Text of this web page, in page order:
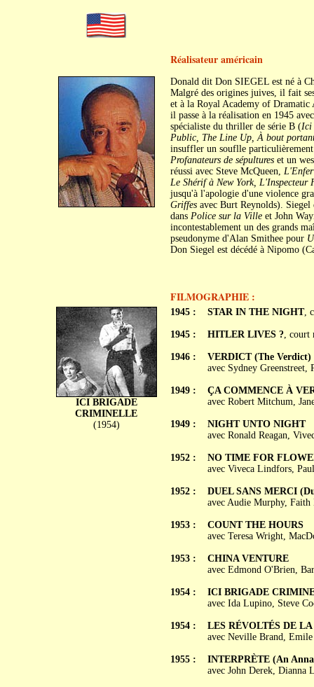
Réalisateur américain
Donald dit Don SIEGEL est né à
Malgré des origines juives, il fait
et à la Royal Academy of
il passe à la réalisation en 1945
spécialiste du thriller de série B (Ici
Public, The Line Up, À bout
insuffler un souflle
Profanateurs de sépultureset un
réussi avec Steve McQueen, L'Enfer
Le Shérif à New York, L'Inspecteur
jusqu'à l'apologie d'une violence
Griffesavec Burt Reynolds). Siegel
dans Police sur la Villeet John
incontestablement un des grands
pseudonyme d'Alan Smithee pour
Don Siegel est décédé à Nipomo
FILMOGRAPHIE :
ICI BRIGADE
CRIMINELLE
(1954)
1945 :
1945 :
1946 :
1949 :
1949 :
1952 :
1952 :
1953 :
1953 :
1954 :
1954 :
1955 :
STAR IN THE NIGHT,
HITLER LIVES ?, court
VERDICT (The Verdict)
avec Sydney
ÇA COMMENCE À
avec Robert Mitchum,
NIGHT UNTO NIGHT
avec Ronald Reagan,
NO TIME FOR
avec Viveca Lindfors,
DUEL SANS MERCI
avec Audie Murphy, Faith
COUNT THE HOURS
avec Teresa Wright,
CHINA VENTURE
avec Edmond O'Brien,
ICI BRIGADE
avec Ida Lupino, Steve
LES RÉVOLTÉS DE
avec Neville Brand,
INTERPRÈTE (An
avec John Derek, Dianna